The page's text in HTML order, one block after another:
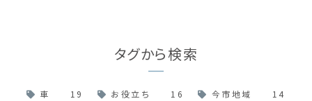
タグから検索
車 19 お役立ち 16 今市地域
14